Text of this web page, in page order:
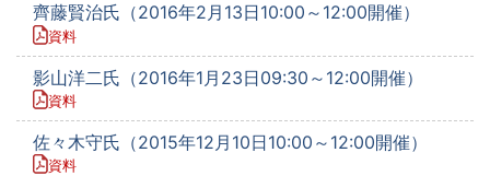
齊藤賢治氏（2016年2月13日10:00～12:00開催）
資料
影山洋二氏（2016年1月23日09:30～12:00開催）
資料
佐々木守氏（2015年12月10日10:00～12:00開催）
資料